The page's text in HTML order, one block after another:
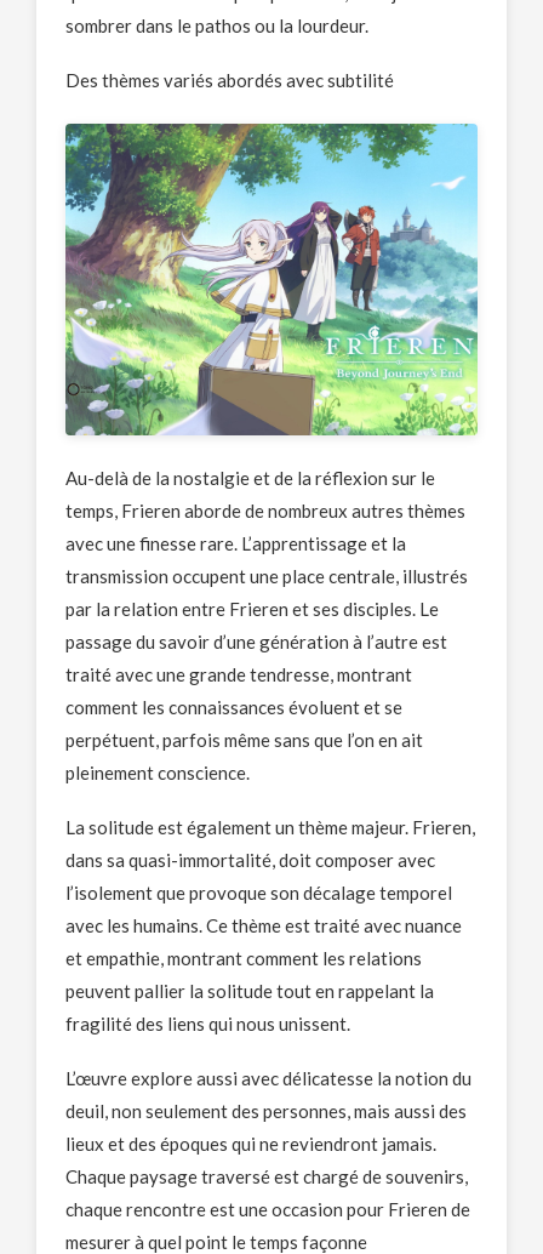
sombrer dans le pathos ou la lourdeur.
Des thèmes variés abordés avec subtilité
Au-delà de la nostalgie et de la réflexion sur le
temps, Frieren aborde de nombreux autres thèmes
avec une finesse rare. L’apprentissage et la
transmission occupent une place centrale, illustrés
par la relation entre Frieren et ses disciples. Le
passage du savoir d’une génération à l’autre est
traité avec une grande tendresse, montrant
comment les connaissances évoluent et se
perpétuent, parfois même sans que l’on en ait
pleinement conscience.
La solitude est également un thème majeur. Frieren,
dans sa quasi-immortalité, doit composer avec
l’isolement que provoque son décalage temporel
avec les humains. Ce thème est traité avec nuance
et empathie, montrant comment les relations
peuvent pallier la solitude tout en rappelant la
fragilité des liens qui nous unissent.
L’œuvre explore aussi avec délicatesse la notion du
deuil, non seulement des personnes, mais aussi des
lieux et des époques qui ne reviendront jamais.
Chaque paysage traversé est chargé de souvenirs,
chaque rencontre est une occasion pour Frieren de
mesurer à quel point le temps façonne